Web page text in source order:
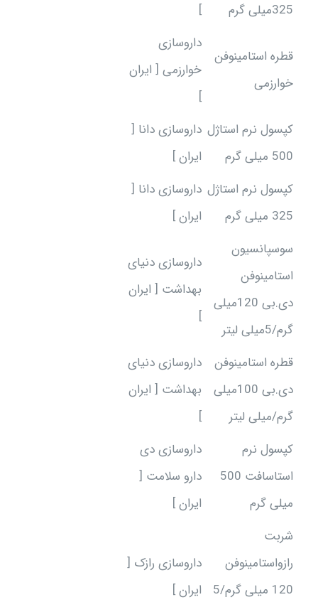
325میلی گرم
]
قطره استامینوفن
خوارزمی
داروسازی
خوارزمی [ ایران
]
کپسول نرم استاژل
500 میلی گرم
داروسازی دانا [
ایران ]
کپسول نرم استاژل
325 میلی گرم
داروسازی دانا [
ایران ]
سوسپانسیون
استامینوفن
دی.بی 120میلی
گرم/5میلی لیتر
داروسازی دنیای
بهداشت [ ایران
]
قطره استامینوفن
دی.بی 100میلی
گرم/میلی لیتر
داروسازی دنیای
بهداشت [ ایران
]
کپسول نرم
استاسافت 500
میلی گرم
داروسازی دی
دارو سلامت [
ایران ]
شربت
رازواستامینوفن
120 میلی گرم/5
داروسازی رازک [
ایران ]